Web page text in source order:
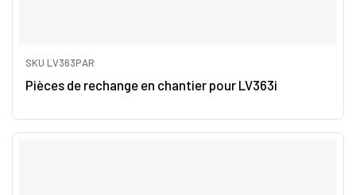
SKU LV363PAR
Pièces de rechange en chantier pour LV363i